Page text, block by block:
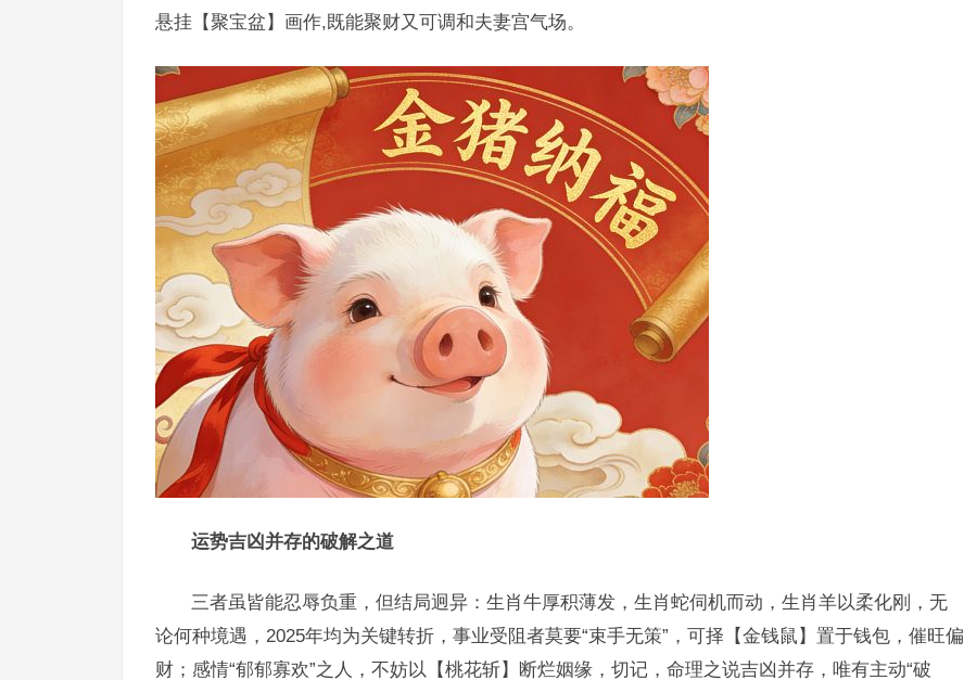
悬挂【聚宝盆】画作,既能聚财又可调和夫妻宫气场。
运势吉凶并存的破解之道
三者虽皆能忍辱负重，但结局迥异：生肖牛厚积薄发，生肖蛇伺机而动，生肖羊以柔化刚，无
论何种境遇，2025年均为关键转折，事业受阻者莫要“束手无策”，可择【金钱鼠】置于钱包，催旺偏
财；感情“郁郁寡欢”之人，不妨以【桃花斩】断烂姻缘，切记，命理之说吉凶并存，唯有主动“破